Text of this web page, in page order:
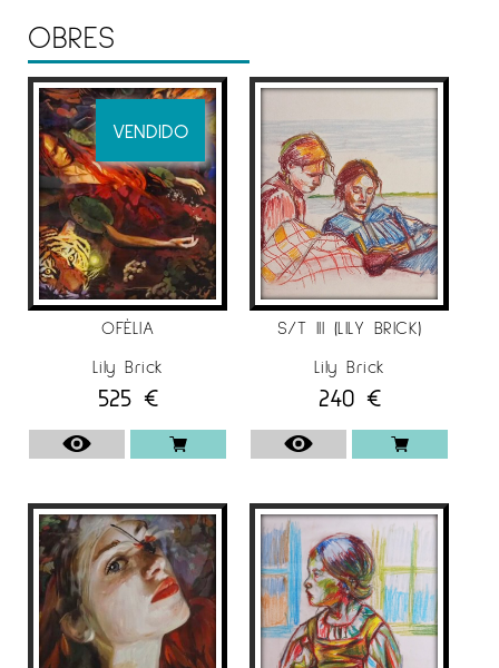
OBRES
VENDIDO
OFÈLIA
Lily Brick
525 €
S/T III (LILY BRICK)
Lily Brick
240 €